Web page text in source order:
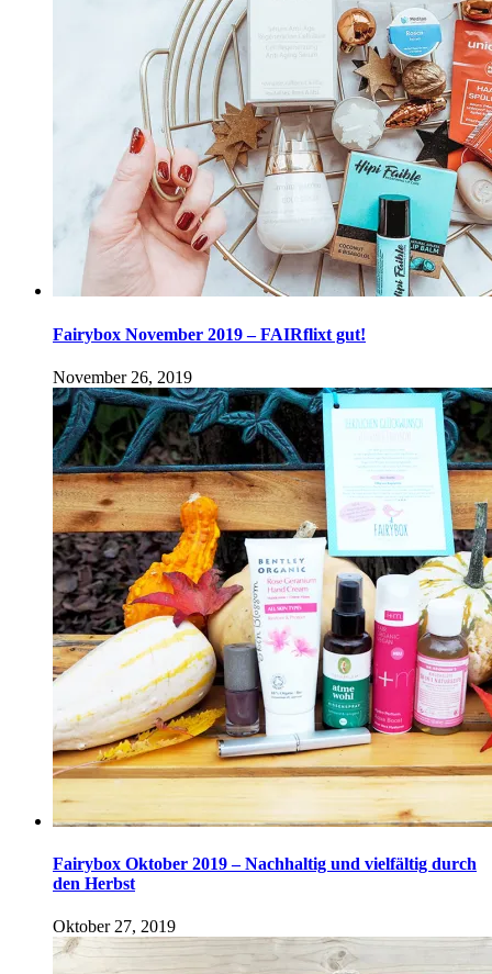
Fairybox November 2019 – FAIRflixt gut!
November 26, 2019
Fairybox Oktober 2019 – Nachhaltig und vielfältig durch
den Herbst
Oktober 27, 2019